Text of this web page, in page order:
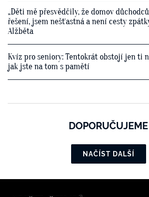
„Děti mě přesvědčily, že domov
řešení, jsem nešťastná a není cesty
Alžběta
Kvíz pro seniory: Tentokrát obstojí jen ti
jak jste na tom s pamětí
DOPORUČUJEME
NAČÍST DALŠÍ